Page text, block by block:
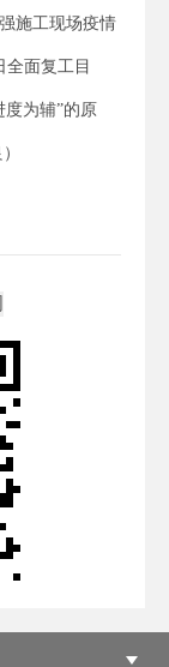
施工现场疫情
全面复工目
度为辅”的原